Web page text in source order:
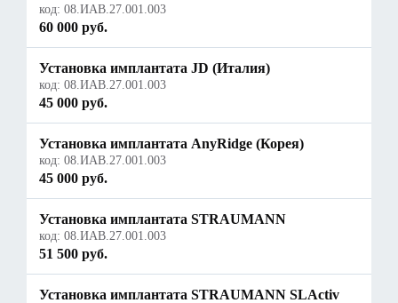
код: 08.ИАВ.27.001.003
60 000 руб.
Установка имплантата JD (Италия)
код: 08.ИАВ.27.001.003
45 000 руб.
Установка имплантата AnyRidge (Корея)
код: 08.ИАВ.27.001.003
45 000 руб.
Установка имплантата STRAUMANN
код: 08.ИАВ.27.001.003
51 500 руб.
Установка имплантата STRAUMANN SLActiv